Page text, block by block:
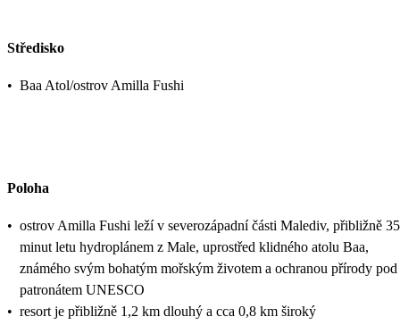
Středisko
• Baa Atol/ostrov Amilla Fushi
Poloha
• ostrov Amilla Fushi leží v severozápadní části Malediv, přibližně 35
minut letu hydroplánem z Male, uprostřed klidného atolu Baa,
známého svým bohatým mořským životem a ochranou přírody pod
patronátem UNESCO
• resort je přibližně 1,2 km dlouhý a cca 0,8 km široký